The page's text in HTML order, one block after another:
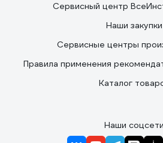
Сервисный центр
Наши закупки
Сервисные центры
Правила применения
Каталог
Наши соцсети